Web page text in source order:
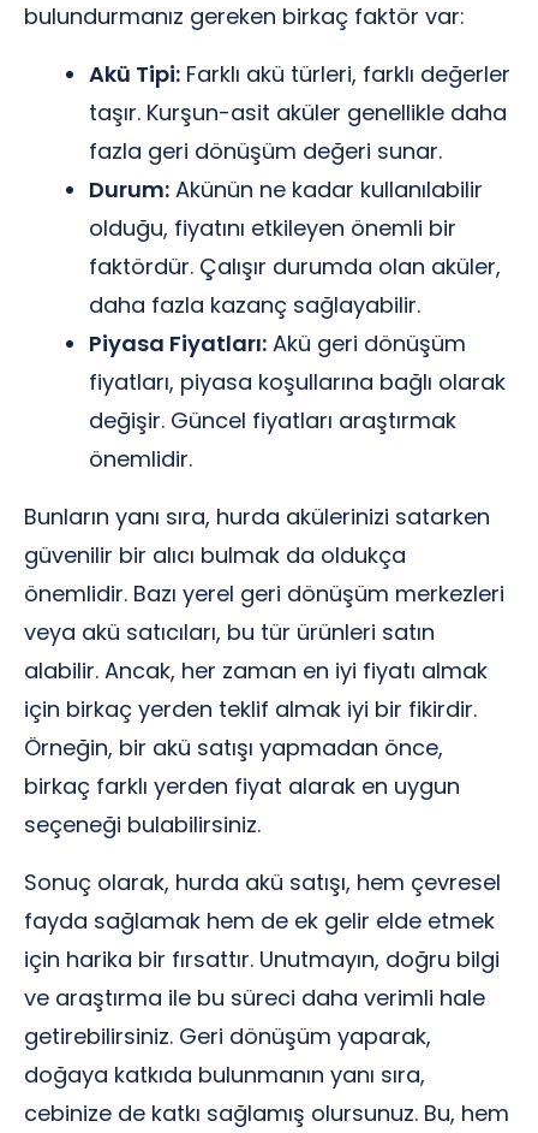
bulundurmanız gereken birkaç faktör var:
Akü Tipi: Farklı akü türleri, farklı değerler
taşır. Kurşun-asit aküler genellikle daha
fazla geri dönüşüm değeri sunar.
Durum: Akünün ne kadar kullanılabilir
olduğu, fiyatını etkileyen önemli bir
faktördür. Çalışır durumda olan aküler,
daha fazla kazanç sağlayabilir.
Piyasa Fiyatları: Akü geri dönüşüm
fiyatları, piyasa koşullarına bağlı olarak
değişir. Güncel fiyatları araştırmak
önemlidir.
Bunların yanı sıra, hurda akülerinizi satarken
güvenilir bir alıcı bulmak da oldukça
önemlidir. Bazı yerel geri dönüşüm merkezleri
veya akü satıcıları, bu tür ürünleri satın
alabilir. Ancak, her zaman en iyi fiyatı almak
için birkaç yerden teklif almak iyi bir fikirdir.
Örneğin, bir akü satışı yapmadan önce,
birkaç farklı yerden fiyat alarak en uygun
seçeneği bulabilirsiniz.
Sonuç olarak, hurda akü satışı, hem çevresel
fayda sağlamak hem de ek gelir elde etmek
için harika bir fırsattır. Unutmayın, doğru bilgi
ve araştırma ile bu süreci daha verimli hale
getirebilirsiniz. Geri dönüşüm yaparak,
doğaya katkıda bulunmanın yanı sıra,
cebinize de katkı sağlamış olursunuz. Bu, hem